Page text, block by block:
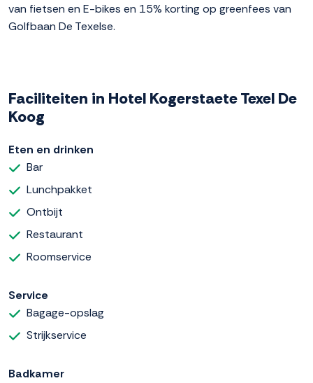
van fietsen en E-bikes en 15% korting op greenfees van
Golfbaan De Texelse.
Faciliteiten in Hotel Kogerstaete Texel De
Koog
Eten en drinken
Bar
Lunchpakket
Ontbijt
Restaurant
Roomservice
Service
Bagage-opslag
Strijkservice
Badkamer